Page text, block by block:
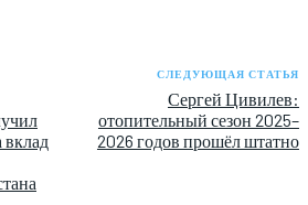
вклад
СЛЕДУЮЩАЯ СТАТЬЯ
Сергей Цивилев:
отопительный сезон 2025–
2026 годов прошёл штатно